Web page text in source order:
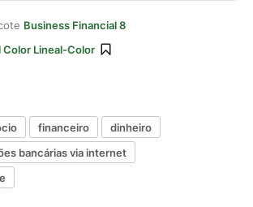
Business Financial 8
Color Lineal-Color
financeiro
dinheiro
bancárias via internet